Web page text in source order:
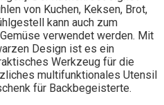
von Kuchen, Keksen, Brot,
kann auch zum
verwendet werden. Mit
Design ist es ein
Werkzeug für die
multifunktionales Utensil
für Backbegeisterte.